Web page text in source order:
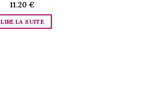
11.20 €
LIRE LA SUITE